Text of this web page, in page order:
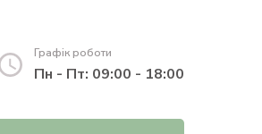
Графік роботи
Пн - Пт: 09:00 - 18:00